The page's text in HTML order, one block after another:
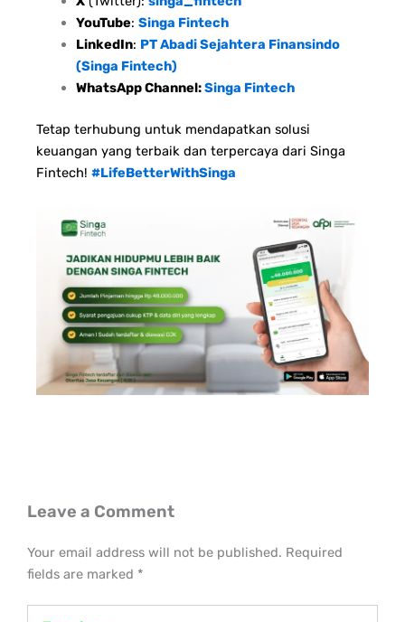
YouTube: Singa Fintech
LinkedIn: PT Abadi Sejahtera Finansindo
(Singa Fintech)
WhatsApp Channel:Singa Fintech
Tetap terhubung untuk mendapatkan solusi
keuangan yang terbaik dan terpercaya dari Singa
Fintech! #LifeBetterWithSinga
Leave a Comment
Your email address will not be published. Required
fields are marked *